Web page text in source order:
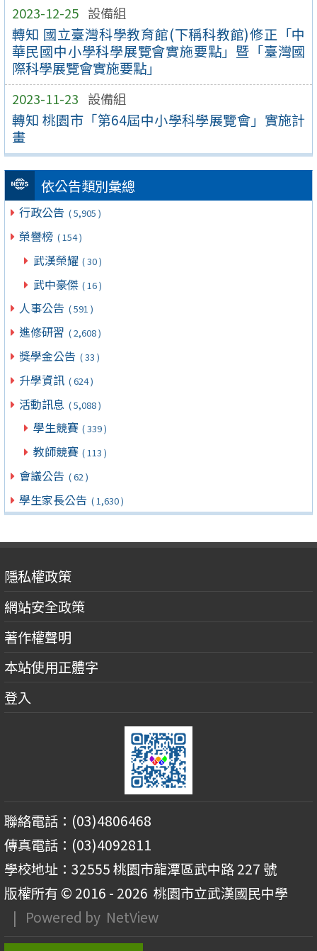
2023-12-25 設備組
轉知 國立臺灣科學教育館(下稱科教館)修正「中
華民國中小學科學展覽會實施要點」暨「臺灣國
際科學展覽會實施要點」
2023-11-23 設備組
轉知 桃園市「第64屆中小學科學展覽會」實施計
畫
依公告類別彙總
行政公告 ( 5,905 )
榮譽榜 ( 154 )
武漢榮耀 ( 30 )
武中豪傑 ( 16 )
人事公告 ( 591 )
進修研習 ( 2,608 )
獎學金公告 ( 33 )
升學資訊 ( 624 )
活動訊息 ( 5,088 )
學生競賽 ( 339 )
教師競賽 ( 113 )
會議公告 ( 62 )
學生家長公告 ( 1,630 )
隱私權政策
網站安全政策
著作權聲明
本站使用正體字
登入
聯絡電話：(03)4806468
傳真電話：(03)4092811
學校地址：32555 桃園市龍潭區武中路 227 號
版權所有 © 2016 - 2026 桃園市立武漢國民中學
| Powered by NetView